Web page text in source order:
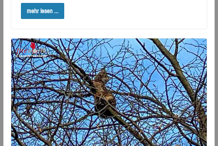
mehr lesen ...